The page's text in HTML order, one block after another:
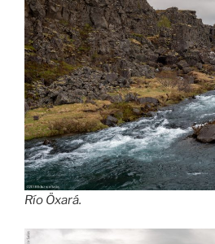
Río Öxará.